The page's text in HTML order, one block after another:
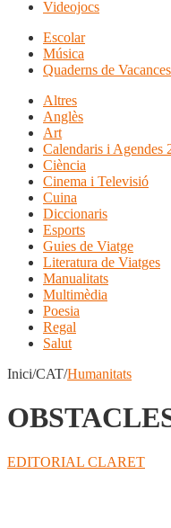
Videojocs
Escolar
Música
Quaderns de Vacances
Altres
Anglès
Art
Calendaris i Agendes
Ciència
Cinema i Televisió
Cuina
Diccionaris
Esports
Guies de Viatge
Literatura de Viatges
Manualitats
Multimèdia
Poesia
Regal
Salut
Inici/CAT/Humanitats
EDITORIAL CLARET